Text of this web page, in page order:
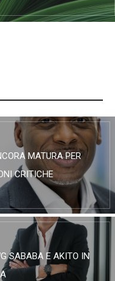
MATURA PER
CRITICHE
SABABA E AKITO IN